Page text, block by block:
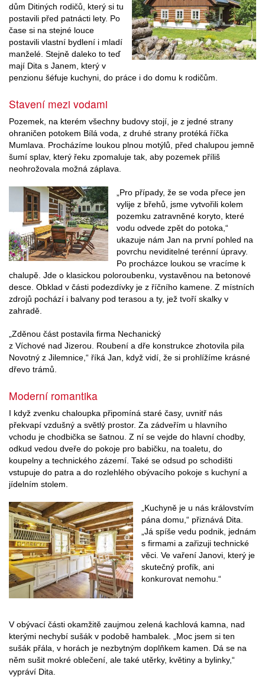
dům Ditiných rodičů, který si tu
postavili před patnácti lety. Po
čase si na stejné louce
postavili vlastní bydlení i mladí
manželé. Stejně daleko to teď
mají Dita s Janem, který v
penzionu šéfuje kuchyni, do práce i do domu k rodičům.
Stavení mezi vodami
Pozemek, na kterém všechny budovy stojí, je z jedné strany
ohraničen potokem Bílá voda, z druhé strany protéká říčka
Mumlava. Procházíme loukou plnou motýlů, před chalupou jemně
šumí splav, který řeku zpomaluje tak, aby pozemek příliš
neohrožovala možná záplava.
„Pro případy, že se voda přece jen
vylije z břehů, jsme vytvořili kolem
pozemku zatravněné koryto, které
vodu odvede zpět do potoka,“
ukazuje nám Jan na první pohled na
povrchu neviditelné terénní úpravy.
Po procházce loukou se vracíme k
chalupě. Jde o klasickou poloroubenku, vystavěnou na betonové
desce. Obklad v části podezdívky je z říčního kamene. Z místních
zdrojů pochází i balvany pod terasou a ty, jež tvoří skalky v
zahradě.
„Zděnou část postavila firma Nechanický
z Víchové nad Jizerou. Roubení a dře­ konstrukce zhotovila pila
Novotný z Jilemnice,“ říká Jan, když vidí, že si prohlížíme krásné
dřevo trámů.
Moderní romantika
I když zvenku chaloupka připomíná staré časy, uvnitř nás
překvapí vzdušný a světlý prostor. Za zádveřím u hlavního
vchodu je chodbička se šatnou. Z ní se vejde do hlavní chodby,
odkud vedou dveře do pokoje pro babičku, na toaletu, do
koupelny a technického zázemí. Také se odsud po schodišti
vstupuje do patra a do rozlehlého obývacího pokoje s kuchyní a
jídelním stolem.
„Kuchyně je u nás královstvím
pána domu,“ přiznává Dita.
„Já spíše vedu podnik, jednám
s firmami a zařizuji technické
věci. Ve vaření Janovi, který je
skutečný profík, ani
konkurovat nemohu.“
V obývací části okamžitě zaujmou zelená kachlová kamna, nad
kterými nechybí sušák v podobě hambalek. „Moc jsem si ten
sušák přála, v horách je nezbytným doplňkem kamen. Dá se na
něm sušit mokré oblečení, ale také utěrky, květiny a bylinky,“
vypráví Dita.